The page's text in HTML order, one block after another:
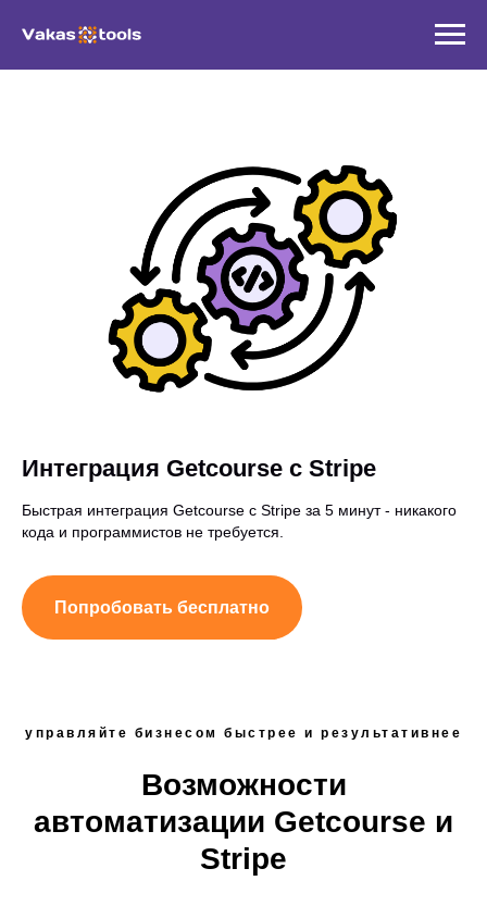
Интеграция Getcourse с Stripe
Быстрая интеграция Getcourse с Stripe за 5 минут - никакого
кода и программистов не требуется.
Попробовать бесплатно
управляйте бизнесом быстрее и результативнее
Возможности
автоматизации Getcourse и
Stripe